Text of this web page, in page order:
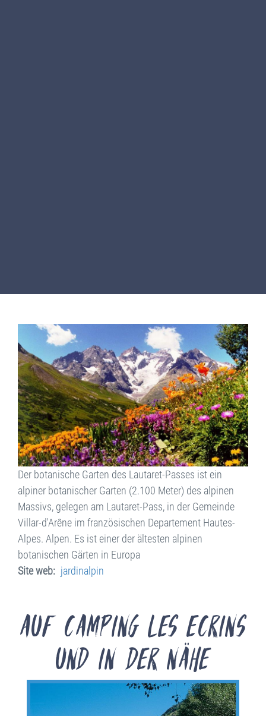
Der botanische Garten des Lautaret-Passes ist ein
alpiner botanischer Garten (2.100 Meter) des alpinen
Massivs, gelegen am Lautaret-Pass, in der Gemeinde
Villar-d'Arêne im französischen Departement Hautes-
Alpes. Alpen. Es ist einer der ältesten alpinen
botanischen Gärten in Europa
Site web
jardinalpin
Auf Camping les Ecrins
und in der Nähe